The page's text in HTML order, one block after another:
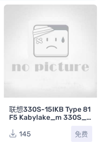
联想330S-15IKB Type 81
F5 Kabylake_m 330S_K
OS资料
145 免费